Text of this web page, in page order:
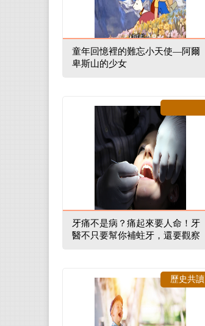
童年回憶裡的難忘小天使—阿爾
卑斯山的少女
牙痛不是病？痛起來要人命！牙
醫不只要幫你補蛀牙，還要觀察
歷史共讀